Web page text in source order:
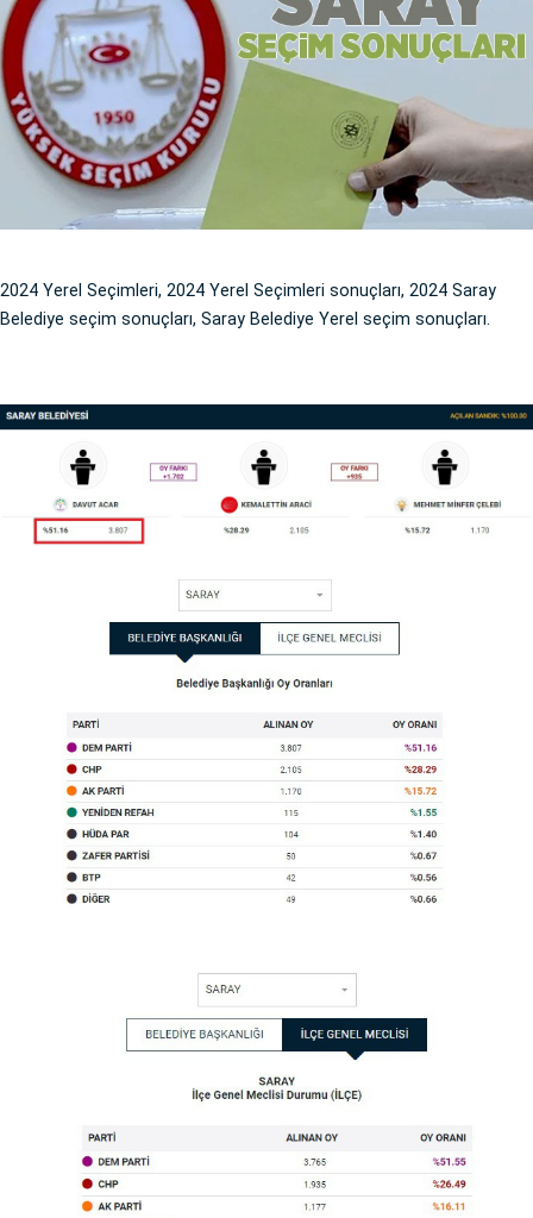
2024 Yerel Seçimleri, 2024 Yerel Seçimleri sonuçları, 2024 Saray
Belediye seçim sonuçları, Saray Belediye Yerel seçim sonuçları.